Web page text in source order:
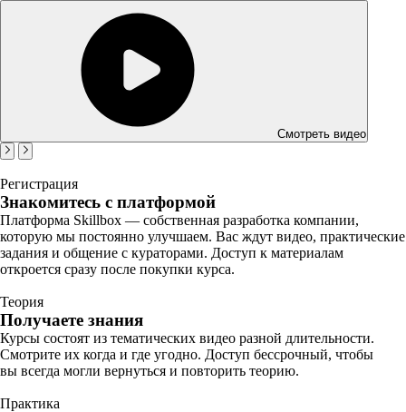
Смотреть видео
Регистрация
Знакомитесь с платформой
Платформа Skillbox — собственная разработка компании,
которую мы постоянно улучшаем. Вас ждут видео, практические
задания и общение с кураторами. Доступ к материалам
откроется сразу после покупки курса.
Теория
Получаете знания
Курсы состоят из тематических видео разной длительности.
Смотрите их когда и где угодно. Доступ бессрочный, чтобы
вы всегда могли вернуться и повторить теорию.
Практика